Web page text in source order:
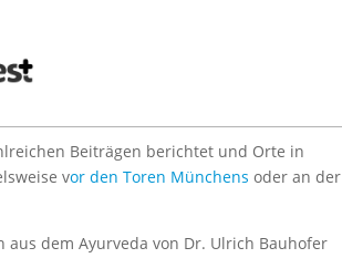
Beiträgen berichtet und Orte in
vor den Toren Münchens oder an der
dem Ayurveda von Dr. Ulrich Bauhofer